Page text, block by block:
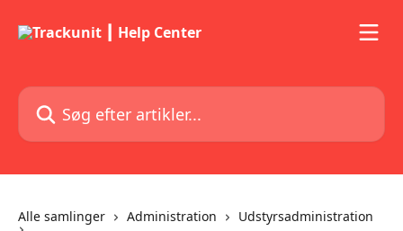
Søg efter artikler...
Alle samlinger Administration
Udstyrsadministration